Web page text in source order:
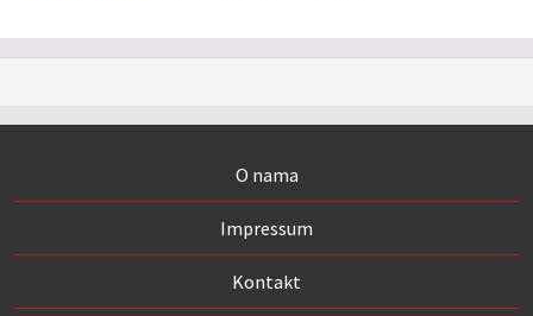
O nama
Impressum
Kontakt